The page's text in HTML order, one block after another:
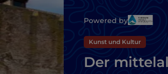
Powered by
Kunst und Kultur
Der